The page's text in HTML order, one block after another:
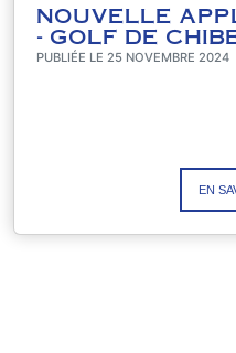
NOUVELLE
- GOLF DE
PUBLIÉE LE 25 NOVEMBRE 2024
EN